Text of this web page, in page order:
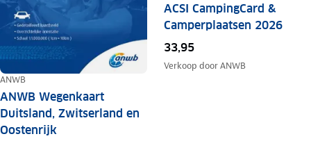
ANWB
ANWB Wegenkaart
Duitsland, Zwitserland en
Oostenrijk
ACSI CampingCard &
Camperplaatsen 2026
33,95
Verkoop doorANWB